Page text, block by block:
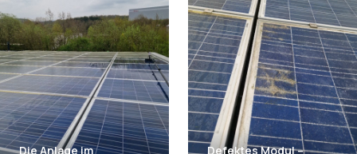
Die Anlage im
Defektes Modul –